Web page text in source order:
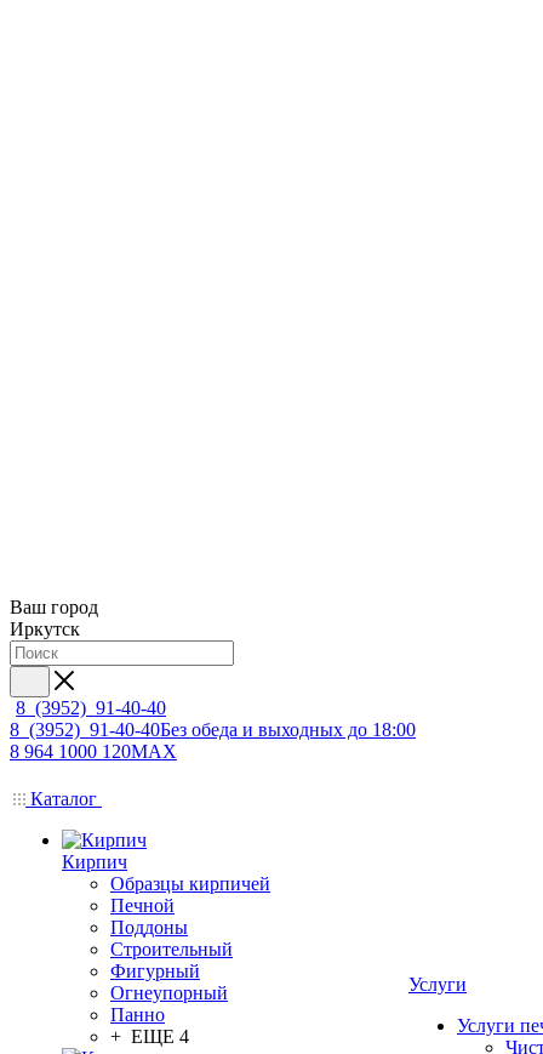
Ваш город
Иркутск
8 (3952) 91-40-40
8 (3952) 91-40-40Без обеда и выходных до 18:00
8 964 1000 120MAX
Каталог
Кирпич
Образцы кирпичей
Печной
Поддоны
Строительный
Фигурный
Огнеупорный
Панно
+ ЕЩЕ 4
Услуги
Услуги